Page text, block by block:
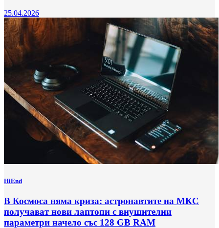
25.04.2026
HiEnd
В Космоса няма криза: астронавтите на МКС
получават нови лаптопи с внушителни
параметри начело със 128 GB RAM